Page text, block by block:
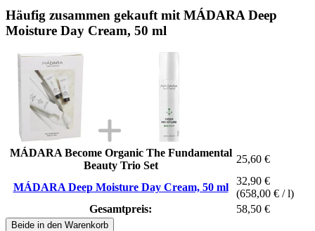
Häufig zusammen gekauft mit MÁDARA Deep
Moisture Day Cream, 50 ml
MÁDARA Become Organic The Fundamental
Beauty Trio Set
25,60 €
MÁDARA Deep Moisture Day Cream, 50 ml
32,90 €
(658,00 € / l)
Gesamtpreis:
58,50 €
Beide in den Warenkorb